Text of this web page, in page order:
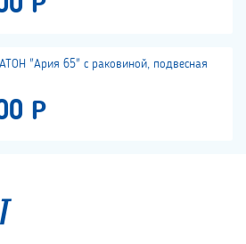
Р
"Ария 65" с раковиной, подвесная
Р